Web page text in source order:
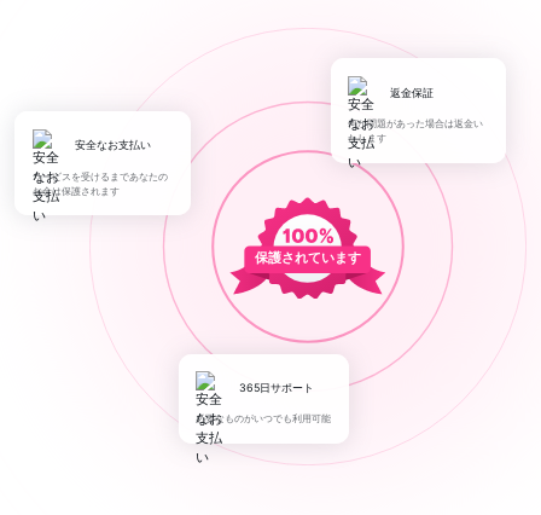
保護されています
安全なお支払い
サービスを受けるまであなたの
お金は保護されます
返金保証
何か問題があった場合は返金い
たします
365日サポート
必要なものがいつでも利用可能